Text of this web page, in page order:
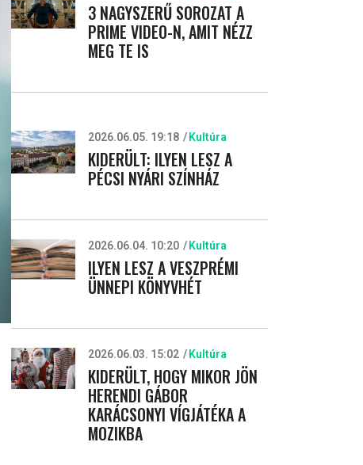
3 NAGYSZERŰ SOROZAT A
PRIME VIDEO-N, AMIT NÉZZ
MEG TE IS
2026.06.05. 19:18 Kultúra
KIDERÜLT: ILYEN LESZ A
PÉCSI NYÁRI SZÍNHÁZ
2026.06.04. 10:20 Kultúra
ILYEN LESZ A VESZPRÉMI
ÜNNEPI KÖNYVHÉT
2026.06.03. 15:02 Kultúra
KIDERÜLT, HOGY MIKOR JÖN
HERENDI GÁBOR
KARÁCSONYI VÍGJÁTÉKA A
MOZIKBA